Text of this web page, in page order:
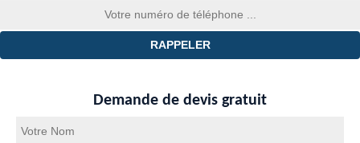
Demande de devis gratuit